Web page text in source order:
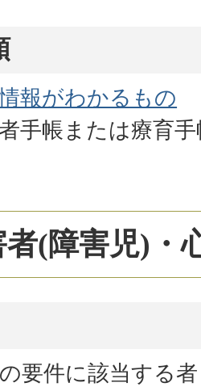
報がわかるもの
手帳または療育
(障害児)・
要件に該当する者